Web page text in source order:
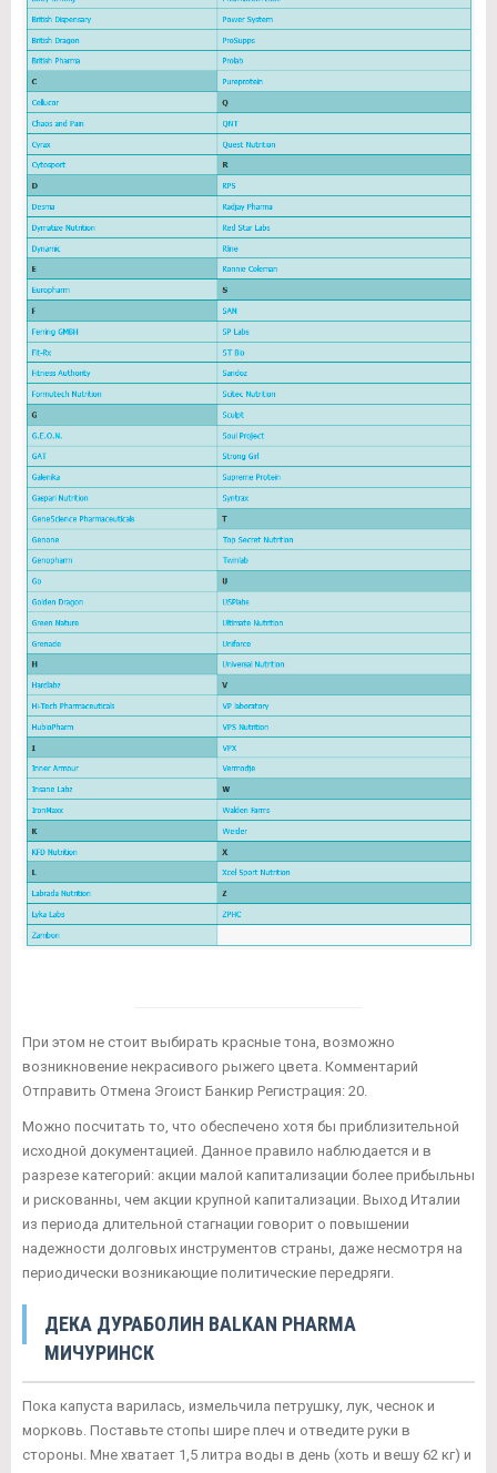
При этом не стоит выбирать красные тона, возможно
возникновение некрасивого рыжего цвета. Комментарий
Отправить Отмена Эгоист Банкир Регистрация: 20.
Можно посчитать то, что обеспечено хотя бы приблизительной
исходной документацией. Данное правило наблюдается и в
разрезе категорий: акции малой капитализации более прибыльны
и рискованны, чем акции крупной капитализации. Выход Италии
из периода длительной стагнации говорит о повышении
надежности долговых инструментов страны, даже несмотря на
периодически возникающие политические передряги.
ДЕКА ДУРАБОЛИН BALKAN PHARMA
МИЧУРИНСК
Пока капуста варилась, измельчила петрушку, лук, чеснок и
морковь. Поставьте стопы шире плеч и отведите руки в
стороны. Мне хватает 1,5 литра воды в день (хоть и вешу 62 кг) и